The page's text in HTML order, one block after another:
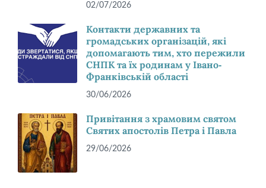
02/07/2026
Контакти державних та
громадських організацій, які
допомагають тим, хто пережили
СНПК та їх родинам у Івано-
Франківській області
30/06/2026
Привітання з храмовим святом
Святих апостолів Петра і Павла
29/06/2026